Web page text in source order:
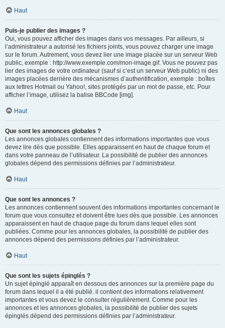
Haut
Puis-je publier des images ?
Oui, vous pouvez afficher des images dans vos messages. Par ailleurs, si
l’administrateur a autorisé les fichiers joints, vous pouvez charger une image
sur le forum. Autrement, vous devez lier une image placée sur un serveur Web
public, exemple : http://www.exemple.com/mon-image.gif. Vous ne pouvez pas
lier des images de votre ordinateur (sauf si c’est un serveur Web public) ni des
images placées derrière des mécanismes d’authentification, exemple : boîtes
aux lettres Hotmail ou Yahoo!, sites protégés par un mot de passe, etc. Pour
afficher l’image, utilisez la balise BBCode [img].
Haut
Que sont les annonces globales ?
Les annonces globales contiennent des informations importantes que vous
devez lire dès que possible. Elles apparaissent en haut de chaque forum et
dans votre panneau de l’utilisateur. La possibilité de publier des annonces
globales dépend des permissions définies par l’administrateur.
Haut
Que sont les annonces ?
Les annonces contiennent souvent des informations importantes concernant le
forum que vous consultez et doivent être lues dès que possible. Les annonces
apparaissent en haut de chaque page du forum dans lequel elles sont
publiées. Comme pour les annonces globales, la possibilité de publier des
annonces dépend des permissions définies par l’administrateur.
Haut
Que sont les sujets épinglés ?
Un sujet épinglé apparaît en dessous des annonces sur la première page du
forum dans lequel il a été publié. il contient des informations relativement
importantes et vous devez le consulter régulièrement. Comme pour les
annonces et les annonces globales, la possibilité de publier des sujets
épinglés dépend des permissions définies par l’administrateur.